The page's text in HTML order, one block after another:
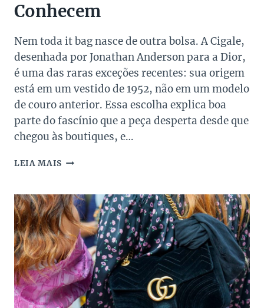
Conhecem
Nem toda it bag nasce de outra bolsa. A Cigale,
desenhada por Jonathan Anderson para a Dior,
é uma das raras exceções recentes: sua origem
está em um vestido de 1952, não em um modelo
de couro anterior. Essa escolha explica boa
parte do fascínio que a peça desperta desde que
chegou às boutiques, e…
LEIA MAIS BOLSA
7
CURIOSIDADES
QUE
POUCOS
CONHECEM